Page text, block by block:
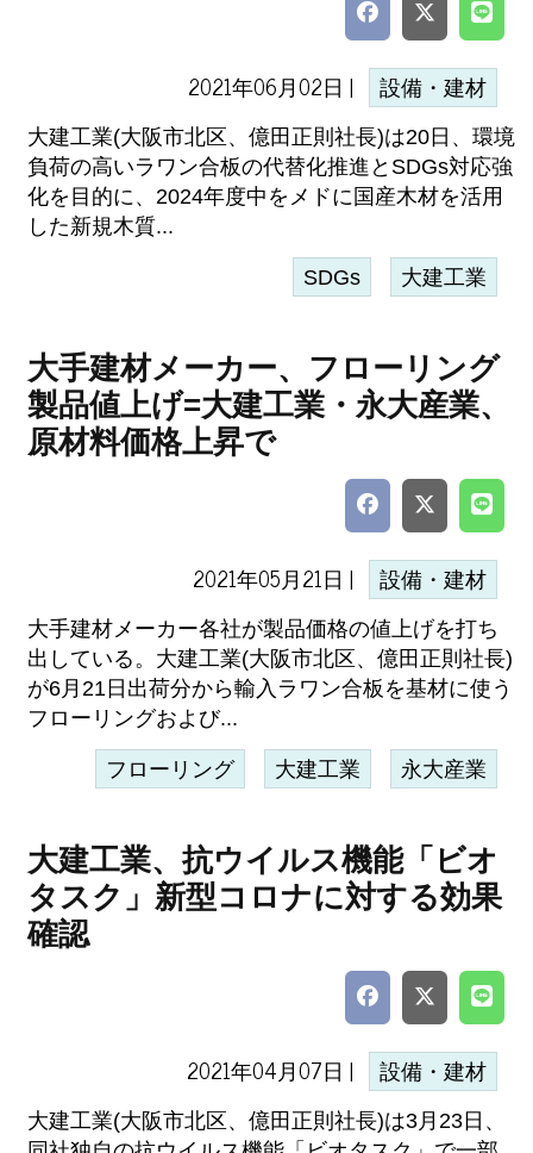
2021年06月02日 | 設備・建材
大建工業(大阪市北区、億田正則社長)は20日、環境
負荷の高いラワン合板の代替化推進とSDGs対応強
化を目的に、2024年度中をメドに国産木材を活用
した新規木質...
SDGs 大建工業
大手建材メーカー、フローリング
製品値上げ=大建工業・永大産業、
原材料価格上昇で
2021年05月21日 | 設備・建材
大手建材メーカー各社が製品価格の値上げを打ち
出している。大建工業(大阪市北区、億田正則社長)
が6月21日出荷分から輸入ラワン合板を基材に使う
フローリングおよび...
フローリング 大建工業 永大産業
大建工業、抗ウイルス機能「ビオ
タスク」新型コロナに対する効果
確認
2021年04月07日 | 設備・建材
大建工業(大阪市北区、億田正則社長)は3月23日、